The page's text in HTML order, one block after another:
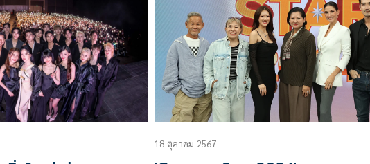
18 ตุลาคม 2567